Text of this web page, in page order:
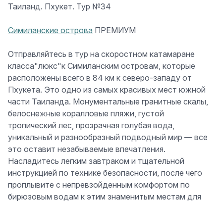
Таиланд. Пхукет. Тур №34
Симиланские острова ПРЕМИУМ
Отправляйтесь в тур на скоростном катамаране
класса"люкс"к Симиланским островам, которые
расположены всего в 84 км к северо-западу от
Пхукета. Это одно из самых красивых мест южной
части Таиланда. Монументальные гранитные скалы,
белоснежные коралловые пляжи, густой
тропический лес, прозрачная голубая вода,
уникальный и разнообразный подводный мир — все
это оставит незабываемые впечатления.
Насладитесь легким завтраком и тщательной
инструкцией по технике безопасности, после чего
проплывите с непревзойденным комфортом по
бирюзовым водам к этим знаменитым местам для